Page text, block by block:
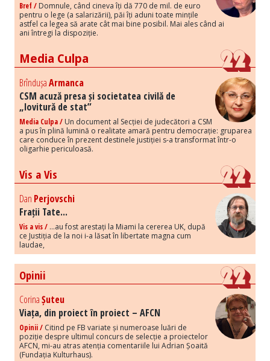
Bref / Domnule, când cineva îți dă 770 de mil. de euro
pentru o lege (a salarizării), păi îți aduni toate mințile
astfel ca legea să arate cât mai bine posibil. Mai ales când ai
ani întregi la dispoziție.
Media Culpa
BrîndușaArmanca
CSM acuză presa și societatea civilă de
„lovitură de stat”
Media Culpa / Un document al Secției de judecători a CSM
a pus în plină lumină o realitate amară pentru democrație: gruparea
care conduce în prezent destinele justiției s-a transformat într-o
oligarhie periculoasă.
Vis a Vis
Dan Perjovschi
Frații Tate...
Vis a vis / ...au fost arestați la Miami la cererea UK, după
ce Justiția de la noi i-a lăsat în libertate magna cum
laudae,
Opinii
CorinaȘuteu
Viața, din proiect în proiect – AFCN
Opinii / Citind pe FB variate și numeroase luări de
poziție despre ultimul concurs de selecție a proiectelor
AFCN, mi-au atras atenția comentariile lui Adrian Șoaită
(Fundația Kulturhaus).